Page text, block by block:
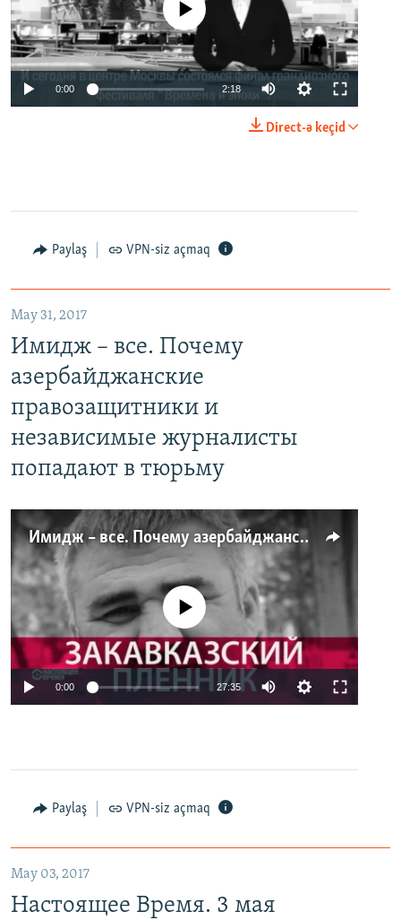
No media source currently available
0:00 2:18
Direct-ə keçid
Paylaş VPN-siz açmaq
May 31, 2017
Имидж – все. Почему
азербайджанские
правозащитники и
независимые журналисты
попадают в тюрьму
Имидж – все. Почему азербайджанские правозащитники и независимые журналисты попадают в тюрьму
No media source currently available
0:00 27:35
Paylaş VPN-siz açmaq
May 03, 2017
Настоящее Время. 3 мая